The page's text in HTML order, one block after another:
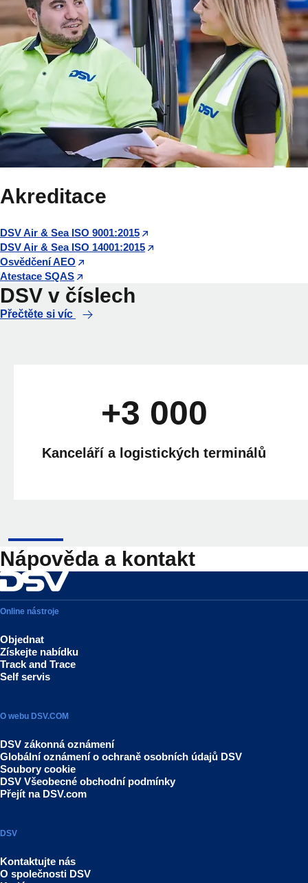
Akreditace
DSV Air & Sea ISO 9001:2015
DSV Air & Sea ISO 14001:2015
Osvědčení AEO
Atestace SQAS
DSV v číslech
Přečtěte si víc
+3 000
Kanceláří a logistických terminálů
Nápověda a kontakt
Online nástroje
Objednat
Získejte nabídku
Track and Trace
Self servis
O webu DSV.COM
DSV zákonná oznámení
Globální oznámení o ochraně osobních údajů DSV
Soubory cookie
DSV Všeobecné obchodní podmínky
Přejít na DSV.com
DSV
Kontaktujte nás
O společnosti DSV